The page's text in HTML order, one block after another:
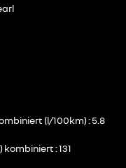
(l/100km) 5.8
kombiniert 131